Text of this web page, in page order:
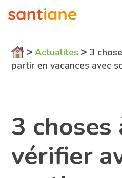
> Actualites > 3
partir en vacances avec
3 choses
vérifier